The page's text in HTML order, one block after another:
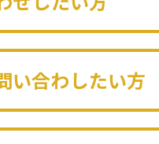
い合わしたい方